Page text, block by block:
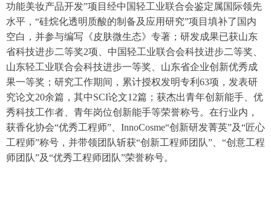
功能美妆产品开发”项目经中国轻工业联合会鉴定属国际领先
水平，“硅烷化透明质酸的制备及应用研究”项目填补了国内
空白，并参与编写《皮肤微生态》专著；研发成果已获山东
省科技进步二等奖2项、中国轻工业联合会科技进步二等奖、
山东轻工业联合会科技进步一等奖、山东省企业创新优秀成
果一等奖；研究工作期间，累计授权发明专利63项，发表研
究论文20余篇，其中SCI论文12篇；获杰出青年创新能手、优
秀科技工作者、青年岗位创新能手等荣誉称号。在行业内，
获香化协会“优秀工程师”、InnoCosme“创新研发菁英”及“匠心
工程师”称号，并带领团队斩获“创新工程师团队”、“创意工程
师团队”及“优秀工程师团队”荣誉称号。